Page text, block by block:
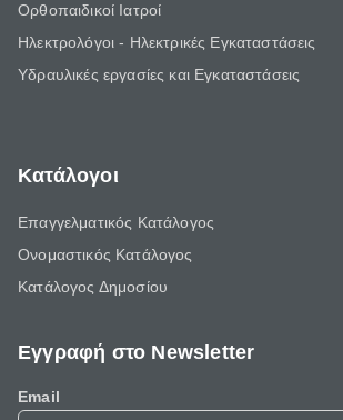
Ορθοπαιδικοί Ιατροί
Ηλεκτρολόγοι - Ηλεκτρικές Εγκαταστάσεις
Υδραυλικές εργασίες και Εγκαταστάσεις
Κατάλογοι
Επαγγελματικός Κατάλογος
Ονομαστικός Κατάλογος
Κατάλογος Δημοσίου
Εγγραφή στο Newsletter
Email